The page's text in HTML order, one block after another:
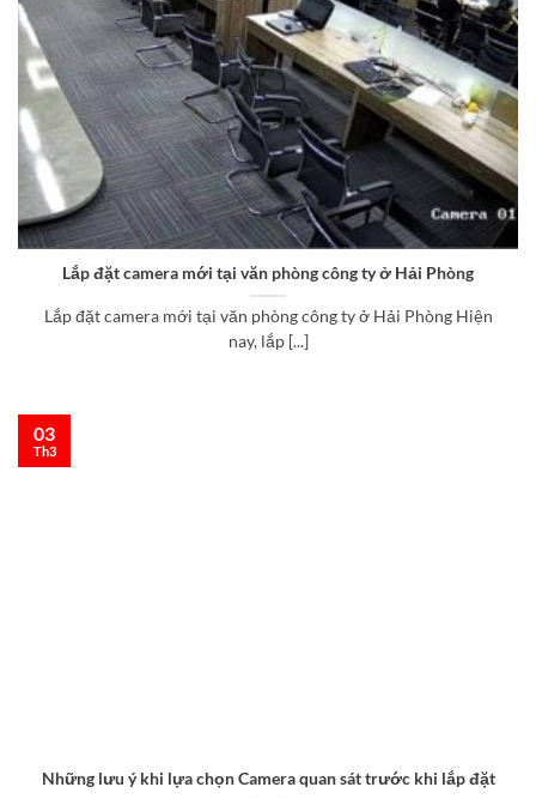
Lắp đặt camera mới tại văn phòng công ty ở Hải Phòng
Lắp đặt camera mới tại văn phòng công ty ở Hải Phòng Hiện
nay, lắp [...]
Những lưu ý khi lựa chọn Camera quan sát trước khi lắp đặt
03
Th3